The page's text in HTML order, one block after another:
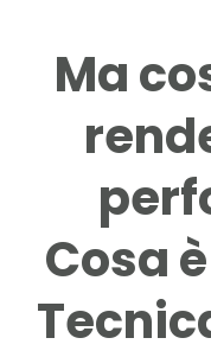
Ma
Cosa